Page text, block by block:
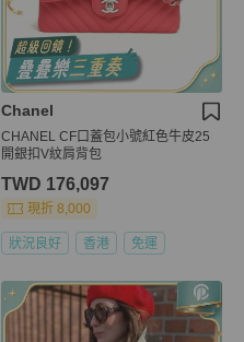
Chanel
CHANEL CF口蓋包小號紅色牛皮25
開銀扣V紋肩背包
TWD 176,097
現折 8,000
狀況良好 香港 免運